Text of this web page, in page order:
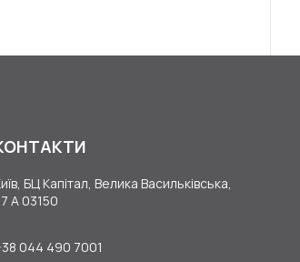
БЦ Капітал, Велика Васильківська,
А 03150
044 490 7001